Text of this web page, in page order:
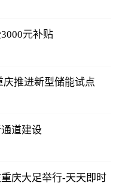
元补贴
推进新型储能试点
道建设
庆大足举行-天天即时